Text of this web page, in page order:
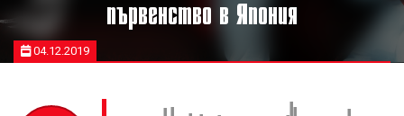
първенство в Япония
04.12.2019